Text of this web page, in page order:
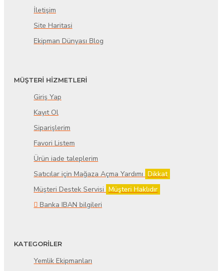
İletişim
Site Haritasi
Ekipman Dünyası Blog
MÜŞTERİ HİZMETLERİ
Giriş Yap
Kayıt Ol
Siparişlerim
Favori Listem
Ürün iade taleplerim
Satıcılar için Mağaza Açma Yardımı Dikkat
Müşteri Destek Servisi Müşteri Haklıdır
Banka IBAN bilgileri
KATEGORİLER
Yemlik Ekipmanları